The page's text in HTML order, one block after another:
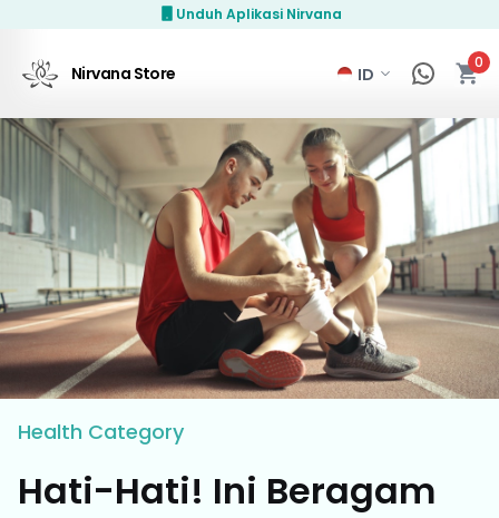
Unduh Aplikasi Nirvana
Nirvana Store 0
Health Category
Hati-Hati! Ini Beragam